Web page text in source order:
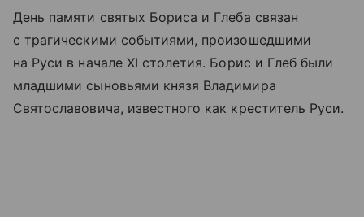
День памяти святых Бориса и Глеба связан
с трагическими событиями, произошедшими
на Руси в начале XI столетия. Борис и Глеб были
младшими сыновьями князя Владимира
Святославовича, известного как креститель Руси.